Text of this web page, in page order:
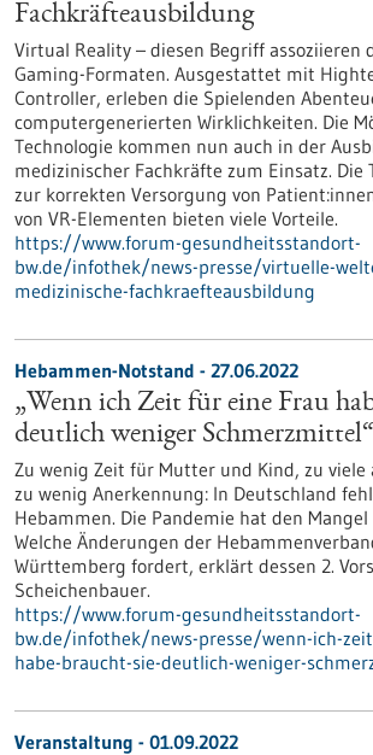
Fachkräfteausbildung
Virtual Reality – diesen Begriff assoziieren
Gaming-Formaten. Ausgestattet mit
Controller, erleben die Spielenden
computergenerierten Wirklichkeiten. Die
Technologie kommen nun auch in der
medizinischer Fachkräfte zum Einsatz.
zur korrekten Versorgung von
von VR-Elementen bieten viele Vorteile.
https://www.forum-gesundheitsstandort-
bw.de/infothek/news-presse/virtuelle-
medizinische-fachkraefteausbildung
Hebammen-Notstand - 27.06.2022
„Wenn ich Zeit für eine Frau
deutlich weniger Schmerzmittel“
Zu wenig Zeit für Mutter und Kind, zu viele
zu wenig Anerkennung: In Deutschland
Hebammen. Die Pandemie hat den
Welche Änderungen der
Württemberg fordert, erklärt dessen 2.
Scheichenbauer.
https://www.forum-gesundheitsstandort-
bw.de/infothek/news-presse/wenn-ich-
habe-braucht-sie-deutlich-weniger-
Veranstaltung - 01.09.2022